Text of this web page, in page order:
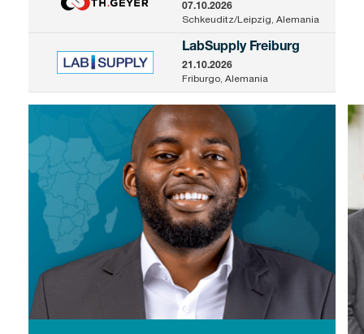
07.10.2026
Schkeuditz/Leipzig, Alemania
LabSupply Freiburg
21.10.2026
Friburgo, Alemania